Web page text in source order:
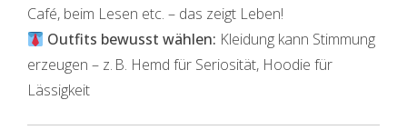
Café, beim Lesen etc. – das zeigt Leben!
Outfits bewusst wählen: Kleidung kann Stimmung
erzeugen – z. B. Hemd für Seriosität, Hoodie für
Lässigkeit